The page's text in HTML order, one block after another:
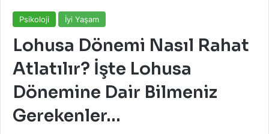
Psikoloji İyi Yaşam
Lohusa Dönemi Nasıl Rahat
Atlatılır? İşte Lohusa
Dönemine Dair Bilmeniz
Gerekenler…